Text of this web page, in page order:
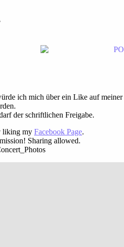
ich mich über ein Like auf meiner
der schriftlichen Freigabe.
liking my Facebook Page.
Sharing allowed.